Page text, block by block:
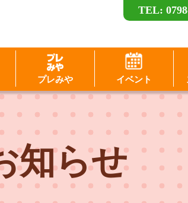
TEL:
プレみや イベント
知らせ
パスワードを表示する
は半角数字、英小文字、英大文字
すべてを含む6文字以上